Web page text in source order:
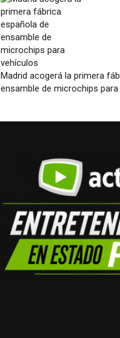
Madrid acogerá la primera
ensamble de microchips